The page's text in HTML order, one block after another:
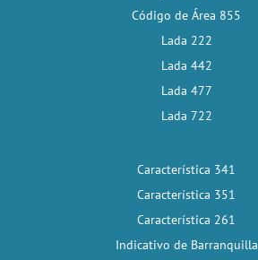
Código de Área 855
Lada 222
Lada 442
Lada 477
Lada 722
Característica 341
Característica 351
Característica 261
Indicativo de Barranquilla